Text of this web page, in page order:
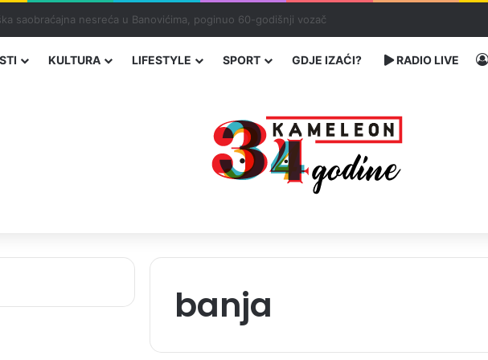
zeničkih rudara u jami zbog neisplaćenih plata i problema sa zdravstvenim knjižicama
KULTURA LIFESTYLE SPORT GDJE IZAĆI? RADIO LIVE
banja